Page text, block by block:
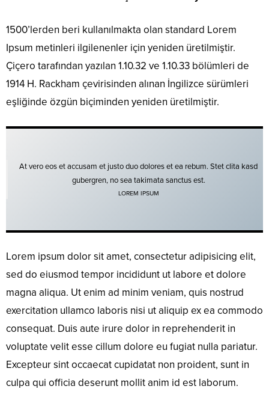
1500’lerden beri kullanılmakta olan standard Lorem
Ipsum metinleri ilgilenenler için yeniden üretilmiştir.
Çiçero tarafından yazılan 1.10.32 ve 1.10.33 bölümleri de
1914 H. Rackham çevirisinden alınan İngilizce sürümleri
eşliğinde özgün biçiminden yeniden üretilmiştir.
At vero eos et accusam et justo duo dolores et ea rebum. Stet clita kasd
gubergren, no sea takimata sanctus est.
LOREM IPSUM
Lorem ipsum dolor sit amet, consectetur adipisicing elit,
sed do eiusmod tempor incididunt ut labore et dolore
magna aliqua. Ut enim ad minim veniam, quis nostrud
exercitation ullamco laboris nisi ut aliquip ex ea commodo
consequat. Duis aute irure dolor in reprehenderit in
voluptate velit esse cillum dolore eu fugiat nulla pariatur.
Excepteur sint occaecat cupidatat non proident, sunt in
culpa qui officia deserunt mollit anim id est laborum.